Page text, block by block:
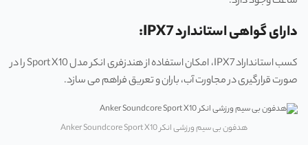
دارای گواهی استاندارد IPX7:
کسب استانداراد IPX7، امکان استفاده از هندزفری انکر مدل Sport X10 را در
صورت قرارگیری در مجاورت آب، باران و تعریق فراهم می‌ سازد.
هدفون بی سیم ورزشی انکر Anker Soundcore Sport X10